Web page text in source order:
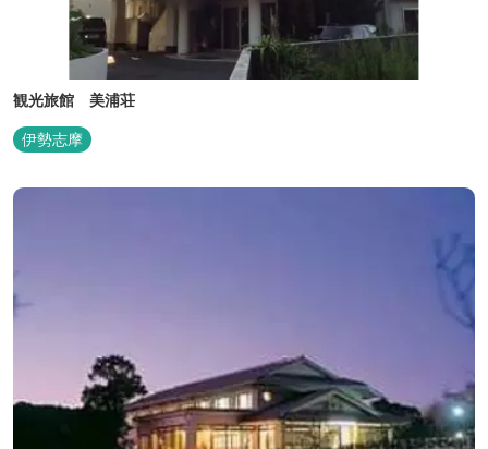
観光旅館 美浦荘
伊勢志摩